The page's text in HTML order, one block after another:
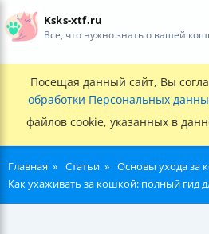
Ksks-xtf.ru
Все, что нужно знать о вашей
Посещая данный сайт, Вы
обработки Персональных
файлов cookie, указанных в
Главная Статьи
Основы ухода за
Как ухаживать за кошкой: полный гид